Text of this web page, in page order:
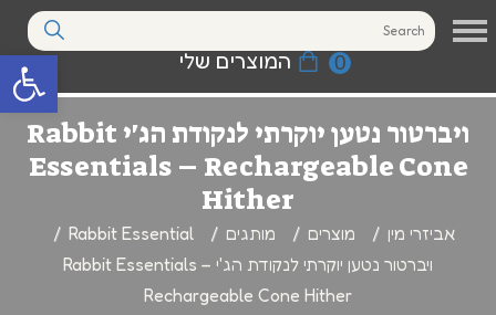
פתח סרגל 0 המוצרים שלי
ויברטור נטען יוקרתי לנקודת הג'י Rabbit
Essentials – Rechargeable Cone
Hither
אביזרי מין מוצרים מותגים
Rabbit Essential
ויברטור נטען יוקרתי לנקודת הג'י Rabbit Essentials –
Rechargeable Cone Hither